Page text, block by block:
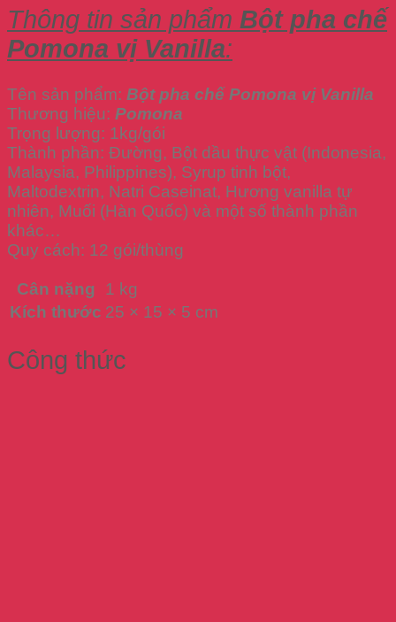
Thông tin sản phẩm Bột pha chế
Pomona vị Vanilla:
Tên sản phẩm: Bột pha chế Pomona vị Vanilla
Thương hiệu: Pomona
Trọng lượng: 1kg/gói
Thành phần: Đường, Bột dầu thực vật (Indonesia,
Malaysia, Philippines), Syrup tinh bột,
Maltodextrin, Natri Caseinat, Hương vanilla tự
nhiên, Muối (Hàn Quốc) và một số thành phần
khác…
Quy cách: 12 gói/thùng
Cân nặng
1 kg
Kích thước 25 × 15 × 5 cm
Công thức